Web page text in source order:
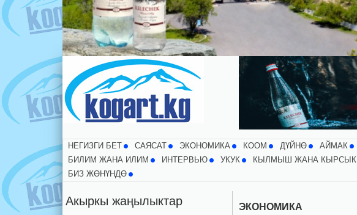
НЕГИЗГИ БЕТ CАЯСАТ ЭКОНОМИКА КООМ ДҮЙНӨ АЙМАК
БИЛИМ ЖАНА ИЛИМ
ИНТЕРВЬЮ УКУК КЫЛМЫШ ЖАНА КЫРСЫК
БИЗ ЖӨНҮНДӨ
Акыркы жаңылыктар ЭКОНОМИКА